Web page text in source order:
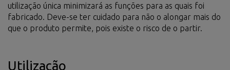
utilização única minimizará as funções para as quais foi
fabricado. Deve-se ter cuidado para não o alongar mais do
que o produto permite, pois existe o risco de o partir.
Utilização